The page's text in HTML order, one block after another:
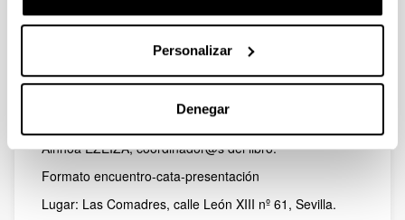
Personalizar
Denegar
Taller:EN LO COTIDIANO DESDE LA ORALIDAD.
SÁBADO, 9 DE JUNIO, 12:30
Tomatá y presentación del libro AUTOGESTIÓN
Ainhoa EZEIZA, coordinador@s del libro.
Formato encuentro-cata-presentación
Lugar: Las Comadres, calle León XIII nº 61, Sevilla.